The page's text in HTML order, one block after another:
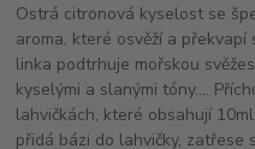
Ostrá citronová kyselost se
aroma, které osvěží a
linka podtrhuje mořskou
kyselými a slanými tóny....
lahvičkách, které obsahují
přidá bázi do lahvičky, zatřese